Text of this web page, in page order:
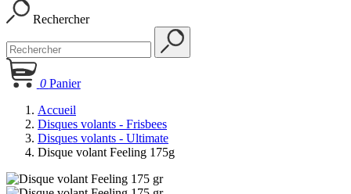
Rechercher
0 Panier
Accueil
Disques volants - Frisbees
Disques volants - Ultimate
Disque volant Feeling 175g